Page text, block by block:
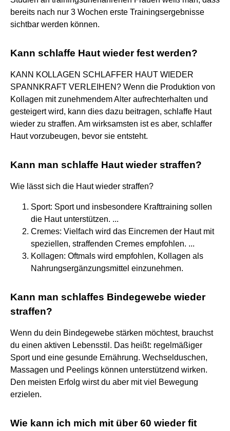
bereits nach nur 3 Wochen erste Trainingsergebnisse
sichtbar werden können.
Kann schlaffe Haut wieder fest werden?
KANN KOLLAGEN SCHLAFFER HAUT WIEDER
SPANNKRAFT VERLEIHEN? Wenn die Produktion von
Kollagen mit zunehmendem Alter aufrechterhalten und
gesteigert wird, kann dies dazu beitragen, schlaffe Haut
wieder zu straffen. Am wirksamsten ist es aber, schlaffer
Haut vorzubeugen, bevor sie entsteht.
Kann man schlaffe Haut wieder straffen?
Wie lässt sich die Haut wieder straffen?
Sport: Sport und insbesondere Krafttraining sollen
die Haut unterstützen. ...
Cremes: Vielfach wird das Eincremen der Haut mit
speziellen, straffenden Cremes empfohlen. ...
Kollagen: Oftmals wird empfohlen, Kollagen als
Nahrungsergänzungsmittel einzunehmen.
Kann man schlaffes Bindegewebe wieder
straffen?
Wenn du dein Bindegewebe stärken möchtest, brauchst
du einen aktiven Lebensstil. Das heißt: regelmäßiger
Sport und eine gesunde Ernährung. Wechselduschen,
Massagen und Peelings können unterstützend wirken.
Den meisten Erfolg wirst du aber mit viel Bewegung
erzielen.
Wie kann ich mich mit über 60 wieder fit